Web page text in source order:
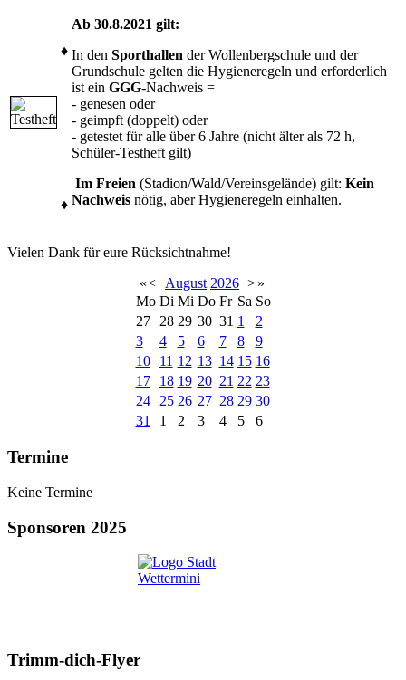
♦
♦
Ab 30.8.2021 gilt:
In den Sporthallen der Wollenbergschule und der
Grundschule gelten die Hygieneregeln und erforderlich
ist ein GGG-Nachweis =
- genesen oder
- geimpft (doppelt) oder
- getestet für alle über 6 Jahre (nicht älter als 72 h,
Schüler-Testheft gilt)
Im Freien (Stadion/Wald/Vereinsgelände) gilt: Kein
Nachweis nötig, aber Hygieneregeln einhalten.
Vielen Dank für eure Rücksichtnahme!
«< August 2026 >»
Mo Di Mi Do Fr Sa So
27
28 29 30 31 1
2
3
4 5 6 7 8
9
10
11 12 13 14 15 16
17
18 19 20 21 22 23
24
25 26 27 28 29 30
31
1 2 3 4 5 6
Termine
Keine Termine
Sponsoren 2025
Trimm-dich-Flyer